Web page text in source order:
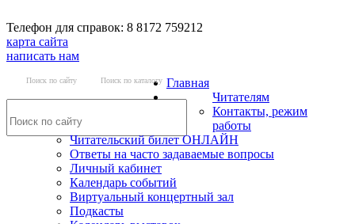
Телефон для справок: 8 8172 759212
карта сайта
написать нам
Поиск по сайту Поиск по каталогу Главная
Читателям
Контакты, режим
работы
Читательский билет ОНЛАЙН
Ответы на часто задаваемые вопросы
Личный кабинет
Календарь событий
Виртуальный концертный зал
Подкасты